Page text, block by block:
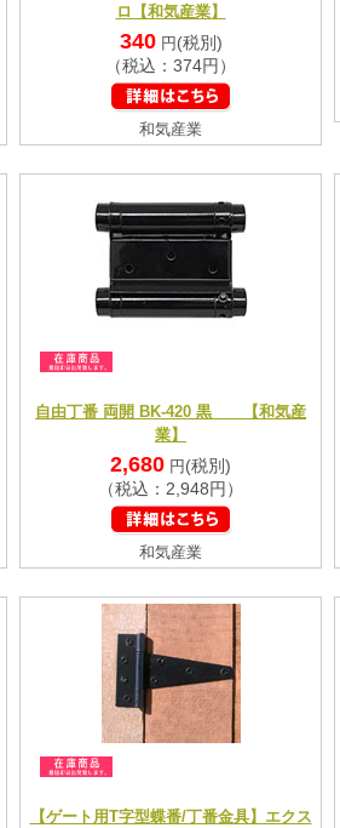
ロ【和気産業】
340円 (税別)
（税込：374円）
和気産業
自由丁番 両開 BK-420 黒 【和気産
業】
2,680 円 (税別)
（税込：2,948円）
和気産業
【ゲート用T字型蝶番/丁番金具】エクス